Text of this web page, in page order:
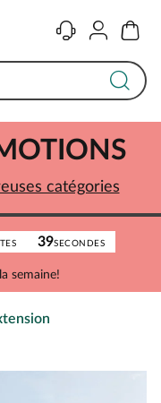
ContactComptePanier
39SECONDES
semaine!
catégories